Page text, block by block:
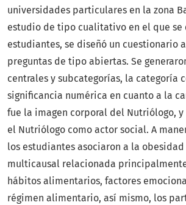
universidades particulares en la zona
estudio de tipo cualitativo en el que se
estudiantes, se diseñó un cuestionario
preguntas de tipo abiertas. Se
centrales y subcategorías, la categoría
significancia numérica en cuanto a la
fue la imagen corporal del Nutriólogo,
el Nutriólogo como actor social. A
los estudiantes asociaron a la
multicausal relacionada
hábitos alimentarios, factores
régimen alimentario, así mismo, los